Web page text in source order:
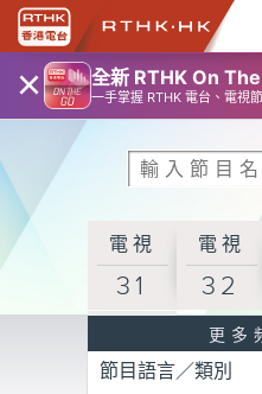
× 全新 RTHK On
一手掌握 RTHK 電台、電視
電視
31
電視
32
R3
更多
節目語言／類別